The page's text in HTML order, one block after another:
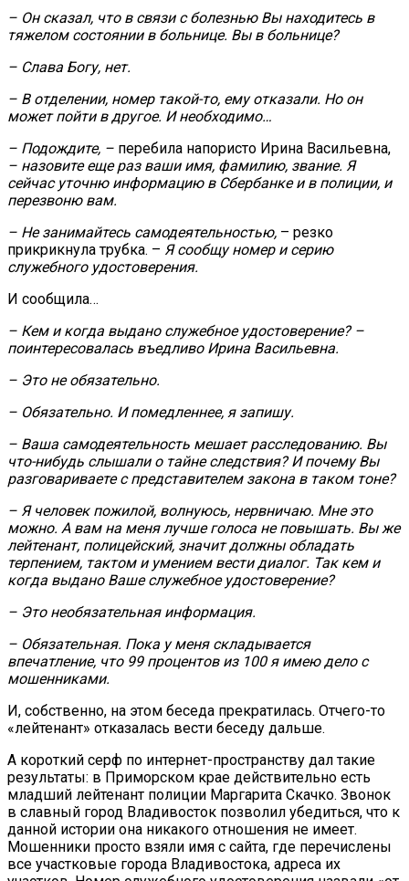
– Он сказал, что в связи с болезнью Вы находитесь в
тяжелом состоянии в больнице. Вы в больнице?
– Слава Богу, нет.
– В отделении, номер такой-то, ему отказали. Но он
может пойти в другое. И необходимо…
– Подождите, – перебила напористо Ирина Васильевна,
– назовите еще раз ваши имя, фамилию, звание. Я
сейчас уточню информацию в Сбербанке и в полиции, и
перезвоню вам.
– Не занимайтесь самодеятельностью, – резко
прикрикнула трубка. – Я сообщу номер и серию
служебного удостоверения.
И сообщила…
– Кем и когда выдано служебное удостоверение? –
поинтересовалась въедливо Ирина Васильевна.
– Это не обязательно.
– Обязательно. И помедленнее, я запишу.
– Ваша самодеятельность мешает расследованию. Вы
что-нибудь слышали о тайне следствия? И почему Вы
разговариваете с представителем закона в таком тоне?
– Я человек пожилой, волнуюсь, нервничаю. Мне это
можно. А вам на меня лучше голоса не повышать. Вы же
лейтенант, полицейский, значит должны обладать
терпением, тактом и умением вести диалог. Так кем и
когда выдано Ваше служебное удостоверение?
– Это необязательная информация.
– Обязательная. Пока у меня складывается
впечатление, что 99 процентов из 100 я имею дело с
мошенниками.
И, собственно, на этом беседа прекратилась. Отчего-то
«лейтенант» отказалась вести беседу дальше.
А короткий серф по интернет-пространству дал такие
результаты: в Приморском крае действительно есть
младший лейтенант полиции Маргарита Скачко. Звонок
в славный город Владивосток позволил убедиться, что к
данной истории она никакого отношения не имеет.
Мошенники просто взяли имя с сайта, где перечислены
все участковые города Владивостока, адреса их